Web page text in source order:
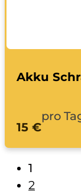
Akku
15 €
pro
1
2